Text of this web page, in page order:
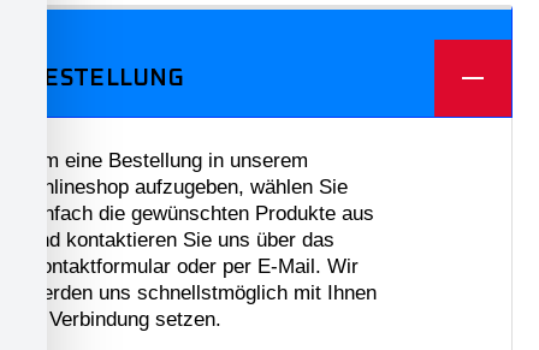
BESTELLUNG
Um eine Bestellung in unserem
Onlineshop aufzugeben, wählen Sie
einfach die gewünschten Produkte aus
und kontaktieren Sie uns über das
Kontaktformular oder per E-Mail. Wir
werden uns schnellstmöglich mit Ihnen
in Verbindung setzen.